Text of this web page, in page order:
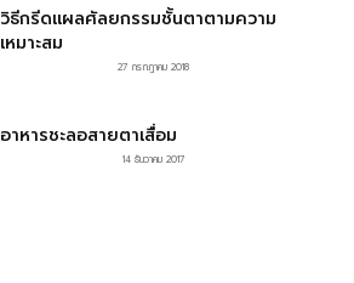
วิธีกรีดแผลศัลยกรรมชั้นตาตามความ
เหมาะสม
27 กรกฎาคม 2018
อาหารชะลอสายตาเสื่อม
14 ธันวาคม 2017